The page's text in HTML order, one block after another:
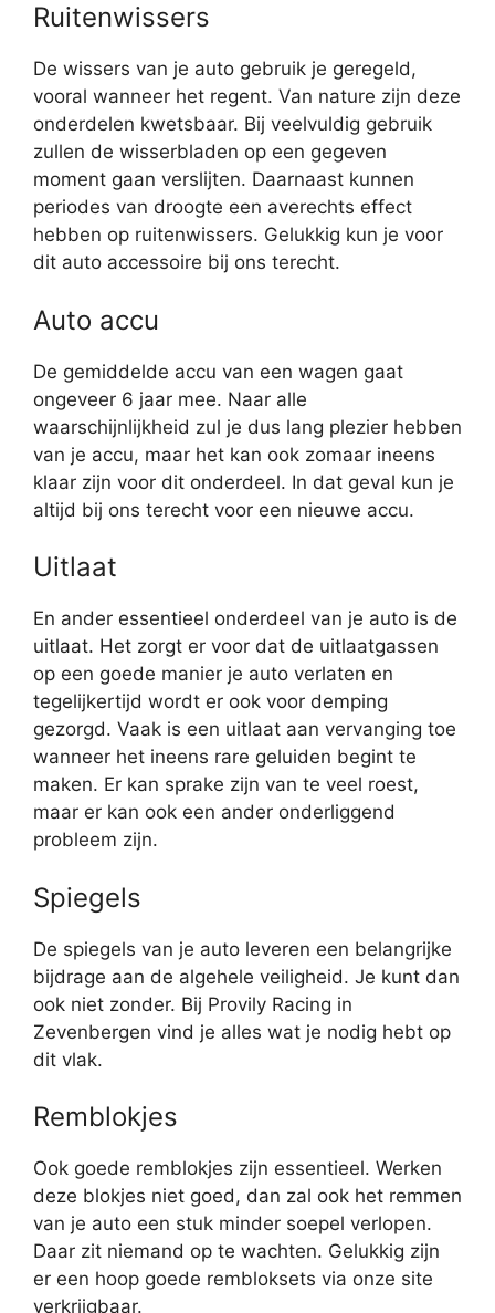
Ruitenwissers
De wissers van je auto gebruik je geregeld,
vooral wanneer het regent. Van nature zijn deze
onderdelen kwetsbaar. Bij veelvuldig gebruik
zullen de wisserbladen op een gegeven
moment gaan verslijten. Daarnaast kunnen
periodes van droogte een averechts effect
hebben op ruitenwissers. Gelukkig kun je voor
dit auto accessoire bij ons terecht.
Auto accu
De gemiddelde accu van een wagen gaat
ongeveer 6 jaar mee. Naar alle
waarschijnlijkheid zul je dus lang plezier hebben
van je accu, maar het kan ook zomaar ineens
klaar zijn voor dit onderdeel. In dat geval kun je
altijd bij ons terecht voor een nieuwe accu.
Uitlaat
En ander essentieel onderdeel van je auto is de
uitlaat. Het zorgt er voor dat de uitlaatgassen
op een goede manier je auto verlaten en
tegelijkertijd wordt er ook voor demping
gezorgd. Vaak is een uitlaat aan vervanging toe
wanneer het ineens rare geluiden begint te
maken. Er kan sprake zijn van te veel roest,
maar er kan ook een ander onderliggend
probleem zijn.
Spiegels
De spiegels van je auto leveren een belangrijke
bijdrage aan de algehele veiligheid. Je kunt dan
ook niet zonder. Bij Provily Racing in
Zevenbergen vind je alles wat je nodig hebt op
dit vlak.
Remblokjes
Ook goede remblokjes zijn essentieel. Werken
deze blokjes niet goed, dan zal ook het remmen
van je auto een stuk minder soepel verlopen.
Daar zit niemand op te wachten. Gelukkig zijn
er een hoop goede rembloksets via onze site
verkrijgbaar.